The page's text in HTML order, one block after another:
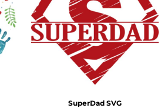
SuperDad SVG